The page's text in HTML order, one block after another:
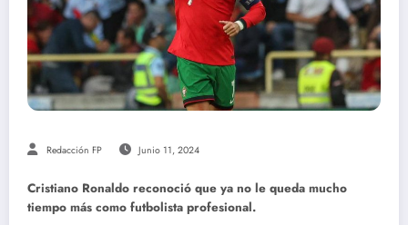
Redacción FP Junio 11, 2024
Cristiano Ronaldo reconoció que ya no le queda mucho
tiempo más como futbolista profesional.